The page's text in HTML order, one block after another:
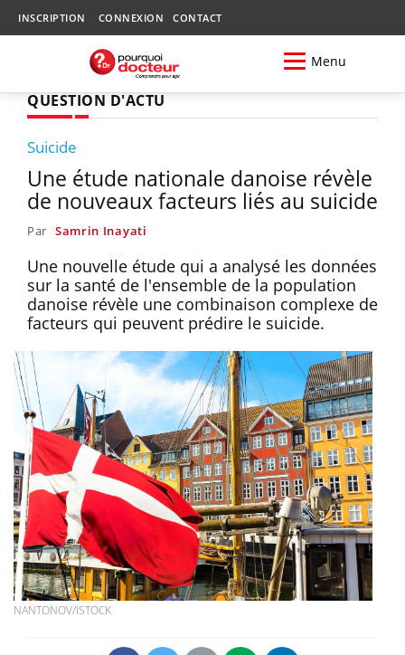
INSCRIPTION CONNEXION CONTACT
Menu
QUESTION D'ACTU
Suicide
Une étude nationale danoise révèle
de nouveaux facteurs liés au suicide
Par Samrin Inayati
Une nouvelle étude qui a analysé les données
sur la santé de l'ensemble de la population
danoise révèle une combinaison complexe de
facteurs qui peuvent prédire le suicide.
NANTONOV/ISTOCK